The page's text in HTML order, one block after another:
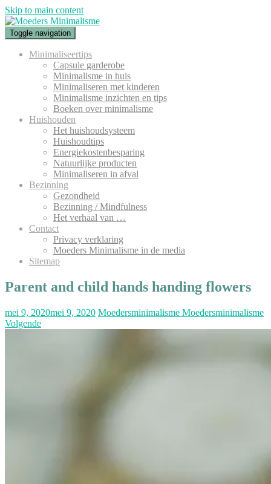
Skip to main content
Toggle navigation
Minimaliseertips
Capsule garderobe
Minimalisme in huis
Minimaliseren met kinderen
Minimalisme inzichten en tips
Boeken over minimalisme
Huishouden
Het huishoudsysteem
Huishoudtips
Energiekostenbesparing
Natuurlijke producten
Minimaliseren in afval
Bezinning
Gezondheid
Bezinning / Mindfulness
Het verhaal van …
Contact
Privacy verklaring
Moeders Minimalisme in de media
Sitemap
Parent and child hands handing flowers
mei 9, 2020mei 9, 2020 Moedersminimalisme Moedersminimalisme
Volgende